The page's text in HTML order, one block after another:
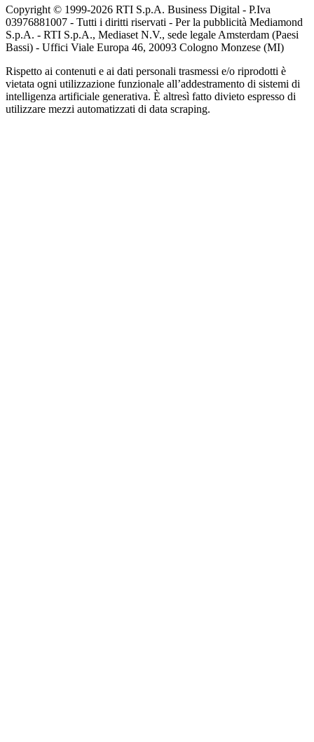
Copyright © 1999-2026 RTI S.p.A. Business Digital - P.Iva
03976881007 - Tutti i diritti riservati - Per la pubblicità Mediamond
S.p.A. - RTI S.p.A., Mediaset N.V., sede legale Amsterdam (Paesi
Bassi) - Uffici Viale Europa 46, 20093 Cologno Monzese (MI)
Rispetto ai contenuti e ai dati personali trasmessi e/o riprodotti è
vietata ogni utilizzazione funzionale all’addestramento di sistemi di
intelligenza artificiale generativa. È altresì fatto divieto espresso di
utilizzare mezzi automatizzati di data scraping.